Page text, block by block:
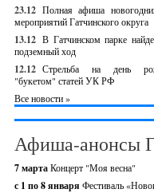
23.12 Полная афиша
мероприятий Гатчинского округа
13.12 В Гатчинском парке
подземный ход
12.12 Стрельба на день
"букетом" статей УК РФ
Все новости »
Афиша-анонсы
7 мартаКонцерт "Моя весна"
с 1 по 8 января Фестиваль